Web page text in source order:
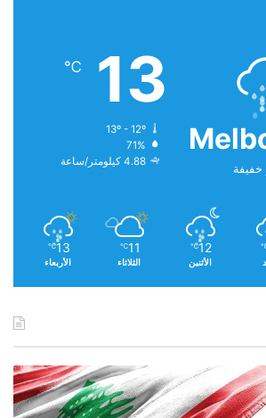
حل المذيع محل Sky و آي تي ​​في في تغيير كبير بعد الفوز
بالحقوق في عام 2013، ولكن من المقرر الآن أن يتم
حاليًا حقوق بثمبارياتدوري
خفيفة
13
℃
13º - 12º
71%
4.88 كيلومتر/ساعة
12
℃
الأثنين
11
℃
الثلاثاء
13
℃
الأربعاء